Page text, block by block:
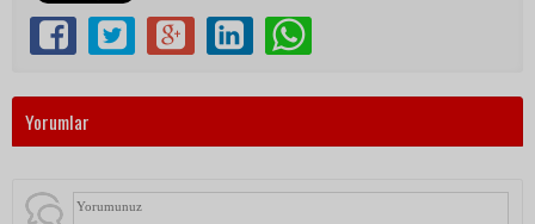
Yorumlar